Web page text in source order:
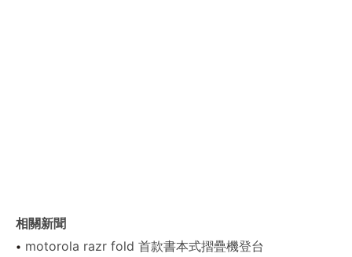
相關新聞
motorola razr fold 首款書本式摺疊機登台